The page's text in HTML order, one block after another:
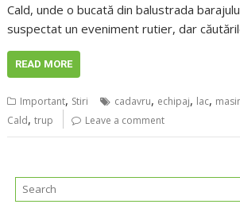
Cald, unde o bucată din balustrada
suspectat un eveniment rutier, dar
READ MORE
Important, Stiri cadavru, echipaj, lac,
Cald,trup Leave a comment